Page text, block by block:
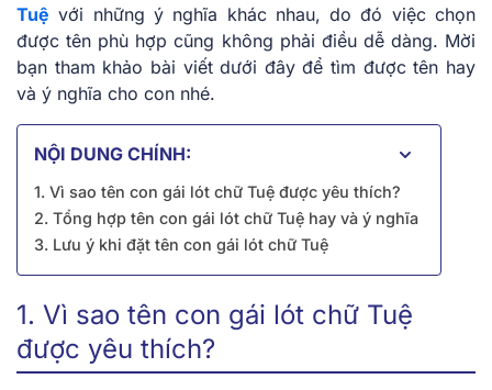
Tuệ với những ý nghĩa khác nhau, do đó việc chọn
được tên phù hợp cũng không phải điều dễ dàng. Mời
bạn tham khảo bài viết dưới đây để tìm được tên hay
và ý nghĩa cho con nhé.
NỘI DUNG CHÍNH:
1. Vì sao tên con gái lót chữ Tuệ được yêu thích?
2. Tổng hợp tên con gái lót chữ Tuệ hay và ý nghĩa
3. Lưu ý khi đặt tên con gái lót chữ Tuệ
1. Vì sao tên con gái lót chữ Tuệ
được yêu thích?